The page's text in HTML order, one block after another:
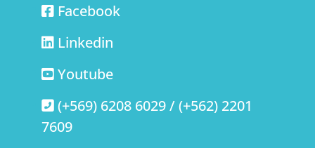
Facebook
Linkedin
Youtube
(+569) 6208 6029 / (+562) 2201
7609